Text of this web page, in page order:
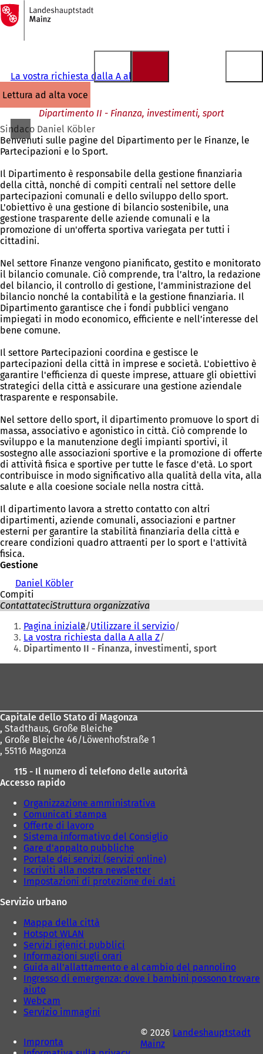
Vai al contenuto
Alla
pagina
iniziale
La vostra richiesta dalla A alla Z
lettura ad alta voce
Dipartimento II - Finanza, investimenti, sport
Sindaco Daniel Köbler
Benvenuti sulle pagine del Dipartimento per le Finanze, le
Partecipazioni e lo Sport.
Il Dipartimento è responsabile della gestione finanziaria
della città, nonché di compiti centrali nel settore delle
partecipazioni comunali e dello sviluppo dello sport.
L'obiettivo è una gestione di bilancio sostenibile, una
gestione trasparente delle aziende comunali e la
promozione di un'offerta sportiva variegata per tutti i
cittadini.
Nel settore Finanze vengono pianificato, gestito e monitorato
il bilancio comunale. Ciò comprende, tra l’altro, la redazione
del bilancio, il controllo di gestione, l’amministrazione del
bilancio nonché la contabilità e la gestione finanziaria. Il
Dipartimento garantisce che i fondi pubblici vengano
impiegati in modo economico, efficiente e nell’interesse del
bene comune.
Il settore Partecipazioni coordina e gestisce le
partecipazioni della città in imprese e società. L'obiettivo è
garantire l'efficienza di queste imprese, attuare gli obiettivi
strategici della città e assicurare una gestione aziendale
trasparente e responsabile.
Nel settore dello sport, il dipartimento promuove lo sport di
massa, associativo e agonistico in città. Ciò comprende lo
sviluppo e la manutenzione degli impianti sportivi, il
sostegno alle associazioni sportive e la promozione di offerte
di attività fisica e sportive per tutte le fasce d'età. Lo sport
contribuisce in modo significativo alla qualità della vita, alla
salute e alla coesione sociale nella nostra città.
Il dipartimento lavora a stretto contatto con altri
dipartimenti, aziende comunali, associazioni e partner
esterni per garantire la stabilità finanziaria della città e
creare condizioni quadro attraenti per lo sport e l'attività
fisica.
Gestione
Daniel Köbler
Compiti
ContattateciStruttura organizzativa
Siete
qui:
Pagina iniziale Utilizzare il servizio
La vostra richiesta dalla A alla Z
Dipartimento II - Finanza, investimenti, sport
Capitale dello Stato di Magonza
, Stadthaus, Große Bleiche
, Große Bleiche 46/Löwenhofstraße 1
, 55116 Magonza
115 - Il numero di telefono delle autorità
Accesso rapido
Organizzazione amministrativa
Comunicati stampa
Offerte di lavoro
Sistema informativo del Consiglio
Gare d'appalto pubbliche
Portale dei servizi (servizi online)
Iscriviti alla nostra newsletter
Impostazioni di protezione dei dati
Servizio urbano
Mappa della città
Hotspot WLAN
Servizi igienici pubblici
Informazioni sugli orari
Guida all'allattamento e al cambio del pannolino
Ingresso di emergenza: dove i bambini possono trovare
aiuto
Webcam
Servizio immagini
Impronta
© 2026 Landeshauptstadt
Mainz